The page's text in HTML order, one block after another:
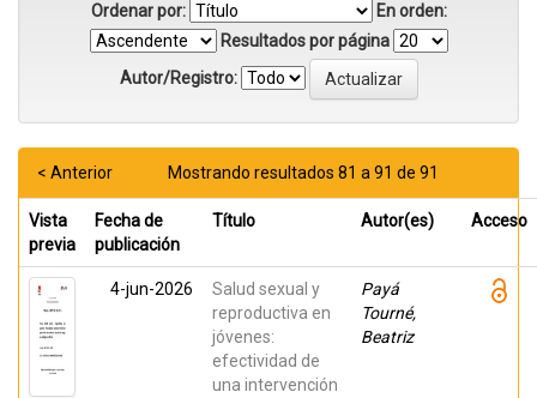
Ordenar por:
En orden:
Resultados por página
Autor/Registro:
Mostrando resultados 81 a 91 de 91
< Anterior
Vista
previa
Fecha de
publicación
Título Autor(es) Acceso
4-jun-2026
Salud sexual y
reproductiva en
jóvenes:
efectividad de
una intervención
Payá
Tourné,
Beatriz